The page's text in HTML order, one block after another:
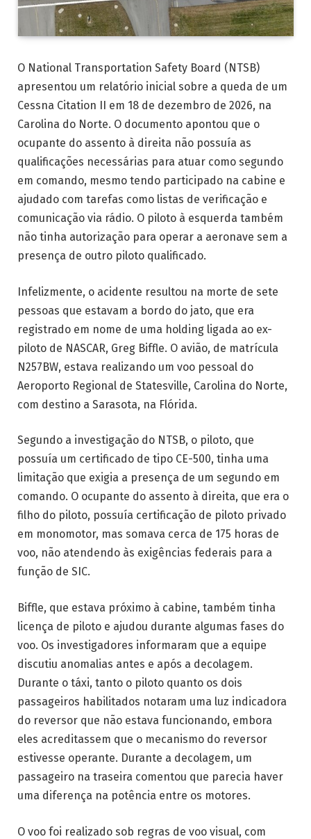
O National Transportation Safety Board (NTSB)
apresentou um relatório inicial sobre a queda de um
Cessna Citation II em 18 de dezembro de 2026, na
Carolina do Norte. O documento apontou que o
ocupante do assento à direita não possuía as
qualificações necessárias para atuar como segundo
em comando, mesmo tendo participado na cabine e
ajudado com tarefas como listas de verificação e
comunicação via rádio. O piloto à esquerda também
não tinha autorização para operar a aeronave sem a
presença de outro piloto qualificado.
Infelizmente, o acidente resultou na morte de sete
pessoas que estavam a bordo do jato, que era
registrado em nome de uma holding ligada ao ex-
piloto de NASCAR, Greg Biffle. O avião, de matrícula
N257BW, estava realizando um voo pessoal do
Aeroporto Regional de Statesville, Carolina do Norte,
com destino a Sarasota, na Flórida.
Segundo a investigação do NTSB, o piloto, que
possuía um certificado de tipo CE-500, tinha uma
limitação que exigia a presença de um segundo em
comando. O ocupante do assento à direita, que era o
filho do piloto, possuía certificação de piloto privado
em monomotor, mas somava cerca de 175 horas de
voo, não atendendo às exigências federais para a
função de SIC.
Biffle, que estava próximo à cabine, também tinha
licença de piloto e ajudou durante algumas fases do
voo. Os investigadores informaram que a equipe
discutiu anomalias antes e após a decolagem.
Durante o táxi, tanto o piloto quanto os dois
passageiros habilitados notaram uma luz indicadora
do reversor que não estava funcionando, embora
eles acreditassem que o mecanismo do reversor
estivesse operante. Durante a decolagem, um
passageiro na traseira comentou que parecia haver
uma diferença na potência entre os motores.
O voo foi realizado sob regras de voo visual, com